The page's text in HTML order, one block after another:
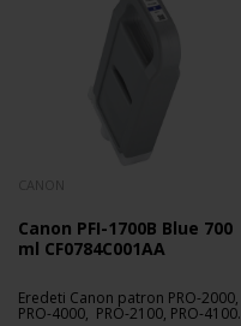
Canon PFI-1700B Blue 700
ml CF0784C001AA
Eredeti Canon patron PRO-2000,
PRO-4000, PRO-2100, PRO-4100,